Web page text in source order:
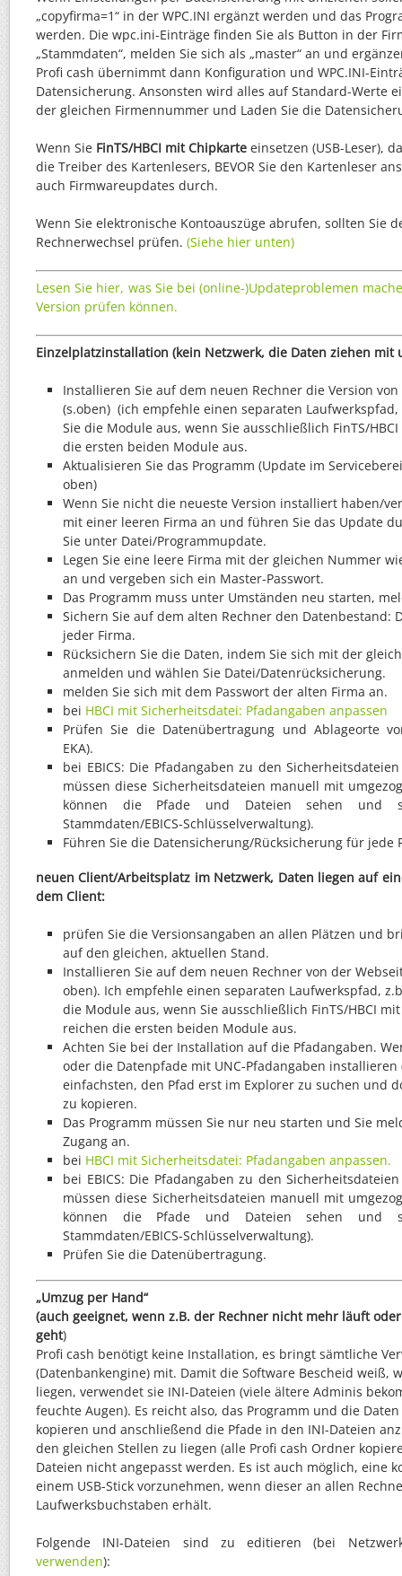
„copyfirma=1“ in der WPC.INI ergänzt werden und das
werden. Die wpc.ini-Einträge finden Sie als Button in der
„Stammdaten“, melden Sie sich als „master“ an und
Profi cash übernimmt dann Konfiguration und WPC.INI-
Datensicherung. Ansonsten wird alles auf Standard-Werte
der gleichen Firmennummer und Laden Sie die
Wenn Sie FinTS/HBCI mit Chipkarte einsetzen (USB-Leser),
die Treiber des Kartenlesers, BEVOR Sie den Kartenleser
auch Firmwareupdates durch.
Wenn Sie elektronische Kontoauszüge abrufen, sollten Sie
Rechnerwechsel prüfen. (Siehe hier unten)
Lesen Sie hier, was Sie bei (online-)Updateproblemen
Version prüfen können.
Einzelplatzinstallation (kein Netzwerk, die Daten ziehen mit
Installieren Sie auf dem neuen Rechner die Version
(s.oben) (ich empfehle einen separaten
Sie die Module aus, wenn Sie ausschließlich FinTS/
die ersten beiden Module aus.
Aktualisieren Sie das Programm (Update im
oben)
Wenn Sie nicht die neueste Version installiert haben/
mit einer leeren Firma an und führen Sie das Update
Sie unter Datei/Programmupdate.
Legen Sie eine leere Firma mit der gleichen Nummer
an und vergeben sich ein Master-Passwort.
Das Programm muss unter Umständen neu starten,
Sichern Sie auf dem alten Rechner den Datenbestand:
jeder Firma.
Rücksichern Sie die Daten, indem Sie sich mit der
anmelden und wählen Sie Datei/Datenrücksicherung.
melden Sie sich mit dem Passwort der alten Firma an.
bei HBCI mit Sicherheitsdatei: Pfadangaben anpassen
Prüfen Sie die Datenübertragung und Ablageorte
EKA).
bei EBICS: Die Pfadangaben zu den
müssen diese Sicherheitsdateien manuell mit
können die Pfade und Dateien sehen und
Stammdaten/EBICS-Schlüsselverwaltung).
Führen Sie die Datensicherung/Rücksicherung für jede
neuen Client/Arbeitsplatz im Netzwerk, Daten liegen auf
dem Client:
prüfen Sie die Versionsangaben an allen Plätzen und
auf den gleichen, aktuellen Stand.
Installieren Sie auf dem neuen Rechner von der
oben). Ich empfehle einen separaten Laufwerkspfad,
die Module aus, wenn Sie ausschließlich FinTS/HBCI mit
reichen die ersten beiden Module aus.
Achten Sie bei der Installation auf die Pfadangaben.
oder die Datenpfade mit UNC-Pfadangaben
einfachsten, den Pfad erst im Explorer zu suchen und
zu kopieren.
Das Programm müssen Sie nur neu starten und Sie
Zugang an.
bei HBCI mit Sicherheitsdatei: Pfadangaben anpassen.
bei EBICS: Die Pfadangaben zu den
müssen diese Sicherheitsdateien manuell mit
können die Pfade und Dateien sehen und
Stammdaten/EBICS-Schlüsselverwaltung).
Prüfen Sie die Datenübertragung.
„Umzug per Hand“
(auch geeignet, wenn z.B. der Rechner nicht mehr läuft
geht)
Profi cash benötigt keine Installation, es bringt sämtliche
(Datenbankengine) mit. Damit die Software Bescheid weiß,
liegen, verwendet sie INI-Dateien (viele ältere Adminis
feuchte Augen). Es reicht also, das Programm und die
kopieren und anschließend die Pfade in den INI-Dateien
den gleichen Stellen zu liegen (alle Profi cash Ordner
Dateien nicht angepasst werden. Es ist auch möglich, eine
einem USB-Stick vorzunehmen, wenn dieser an allen
Laufwerksbuchstaben erhält.
Folgende INI-Dateien sind zu editieren (bei
verwenden):